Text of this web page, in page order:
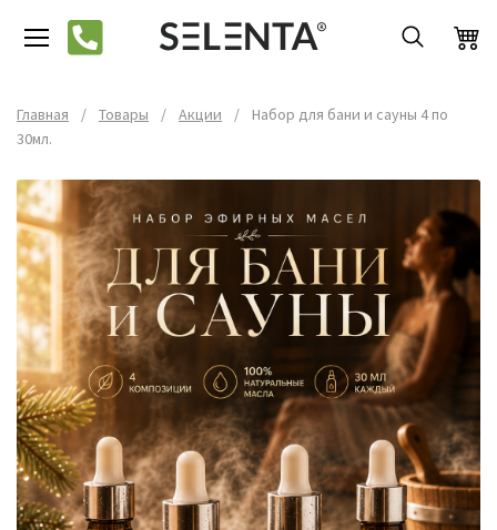
Главная / Товары / Акции /
Набор для бани и сауны 4 по
30мл.